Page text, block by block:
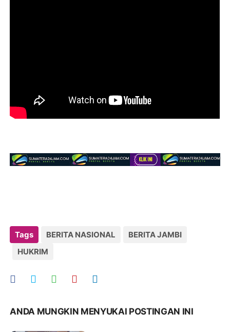
Tags BERITA NASIONAL
BERITA JAMBI
HUKRIM
ANDA MUNGKIN MENYUKAI POSTINGAN INI